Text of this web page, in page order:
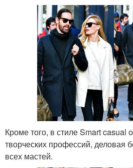
Кроме того, в стиле Smart casual
творческих профессий, деловая
всех мастей.